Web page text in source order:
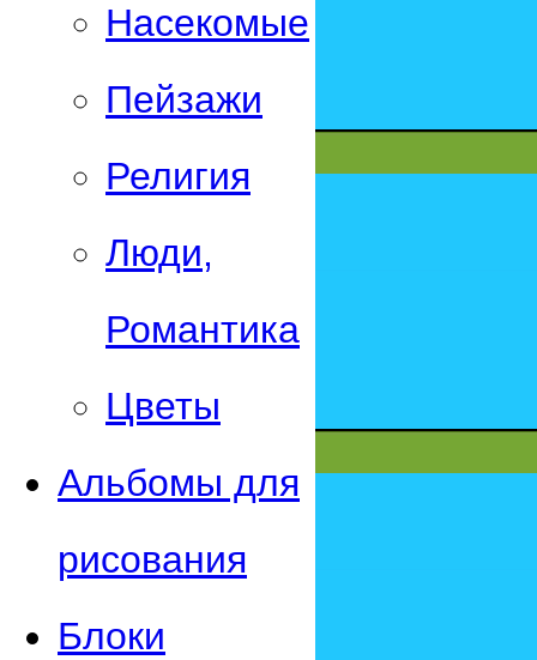
Насекомые
Пейзажи
Религия
Люди,
Романтика
Цветы
Альбомы для
рисования
Блоки